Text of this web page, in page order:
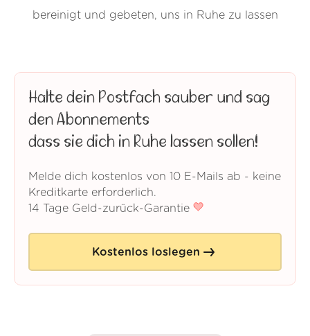
bereinigt und gebeten, uns in Ruhe zu lassen
Halte dein Postfach sauber und sag
den Abonnements
dass sie dich in Ruhe lassen sollen!
Melde dich kostenlos von 10 E-Mails ab - keine
Kreditkarte erforderlich.
14 Tage Geld-zurück-Garantie
Kostenlos loslegen